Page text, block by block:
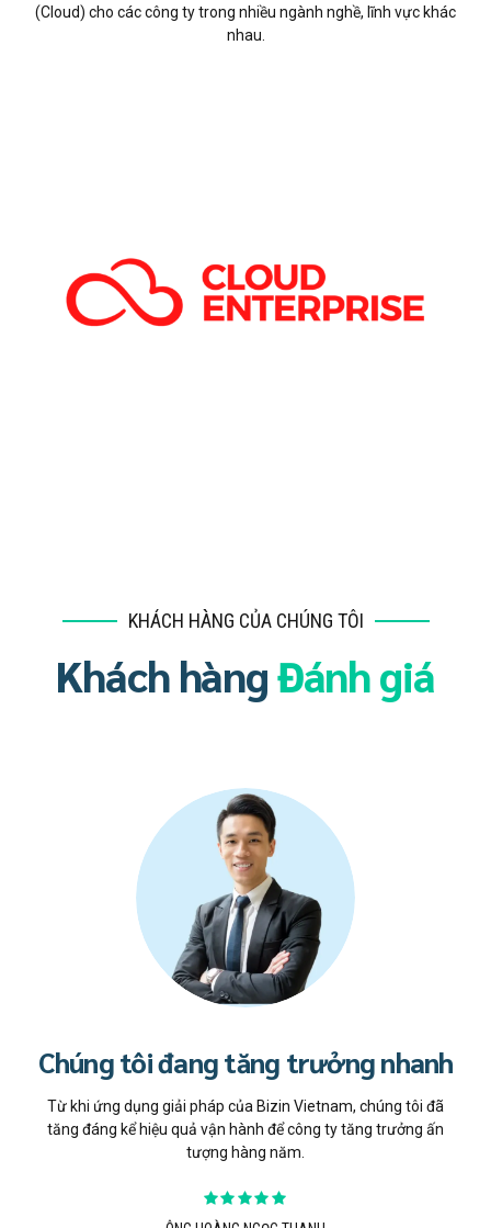
(Cloud) cho các công ty trong nhiều ngành nghề, lĩnh vực khác
nhau.
KHÁCH HÀNG CỦA CHÚNG TÔI
Khách hàngĐánh giá
Giải pháp thay đổi cuộc chơi!
Giải pháp của Bizin Vietnam thực sự là một công cụ thay đổi
cuộc chơi giúp chúng tôi giải quyết nút thắt cản trở tăng
trưởng của công ty bấy lâu nay. giờ chúng tôi có thể tăng